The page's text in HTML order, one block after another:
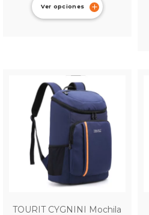
Ver opciones
TOURIT CYGNINI Mochila